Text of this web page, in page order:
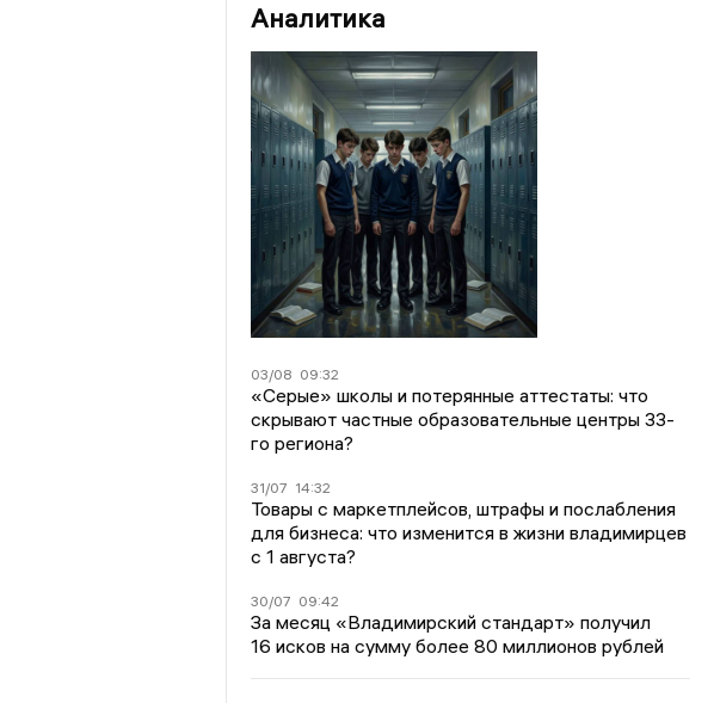
Аналитика
03/08 09:32
«Серые» школы и потерянные аттестаты: что
скрывают частные образовательные центры 33-
го региона?
31/07 14:32
Товары с маркетплейсов, штрафы и послабления
для бизнеса: что изменится в жизни владимирцев
с 1 августа?
30/07 09:42
За месяц «Владимирский стандарт» получил
16 исков на сумму более 80 миллионов рублей